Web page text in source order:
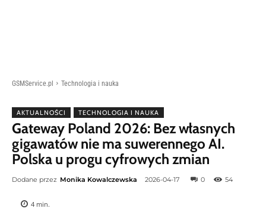
GSMService.pl Technologia i nauka
AKTUALNOŚCI TECHNOLOGIA I NAUKA
Gateway Poland 2026: Bez własnych
gigawatów nie ma suwerennego AI.
Polska u progu cyfrowych zmian
Dodane przez Monika Kowalczewska 2026-04-17 0 54
4 min.